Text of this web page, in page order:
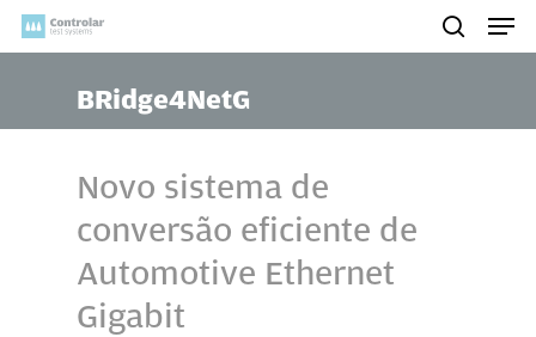
Skip
search
BRidge4NetG
Novo sistema de
conversão eficiente de
Automotive Ethernet
Gigabit